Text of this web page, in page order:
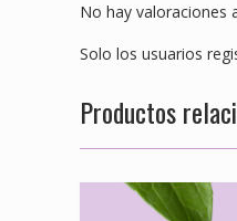
No hay valoraciones
Solo los usuarios
Productos